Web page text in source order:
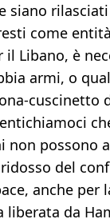
siano
come
il Libano, è
armi, o
cuscinetto
non possono
del
anche per
liberata da